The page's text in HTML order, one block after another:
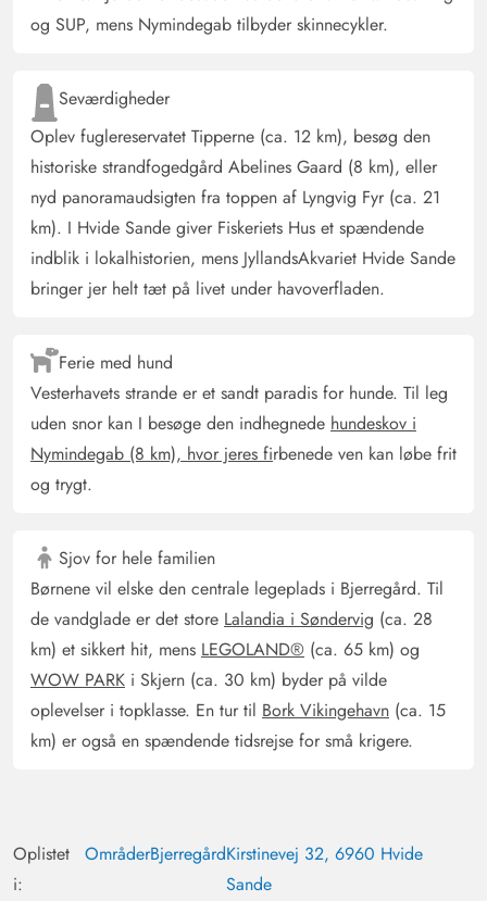
og SUP, mens Nymindegab tilbyder skinnecykler.
Seværdigheder
Oplev fuglereservatet Tipperne (ca. 12 km), besøg den
historiske strandfogedgård Abelines Gaard (8 km), eller
nyd panoramaudsigten fra toppen af Lyngvig Fyr (ca. 21
km). I Hvide Sande giver Fiskeriets Hus et spændende
indblik i lokalhistorien, mens JyllandsAkvariet Hvide Sande
bringer jer helt tæt på livet under havoverfladen.
Ferie med hund
Vesterhavets strande er et sandt paradis for hunde. Til leg
uden snor kan I besøge den indhegnede hundeskov i
Nymindegab (8 km), hvor jeres firbenede ven kan løbe frit
og trygt.
Sjov for hele familien
Børnene vil elske den centrale legeplads i Bjerregård. Til
de vandglade er det store Lalandia i Søndervig (ca. 28
km) et sikkert hit, mens LEGOLAND® (ca. 65 km) og
WOW PARK i Skjern (ca. 30 km) byder på vilde
oplevelser i topklasse. En tur til Bork Vikingehavn (ca. 15
km) er også en spændende tidsrejse for små krigere.
Oplistet
i:
OmråderBjerregårdKirstinevej 32, 6960 Hvide
Sande